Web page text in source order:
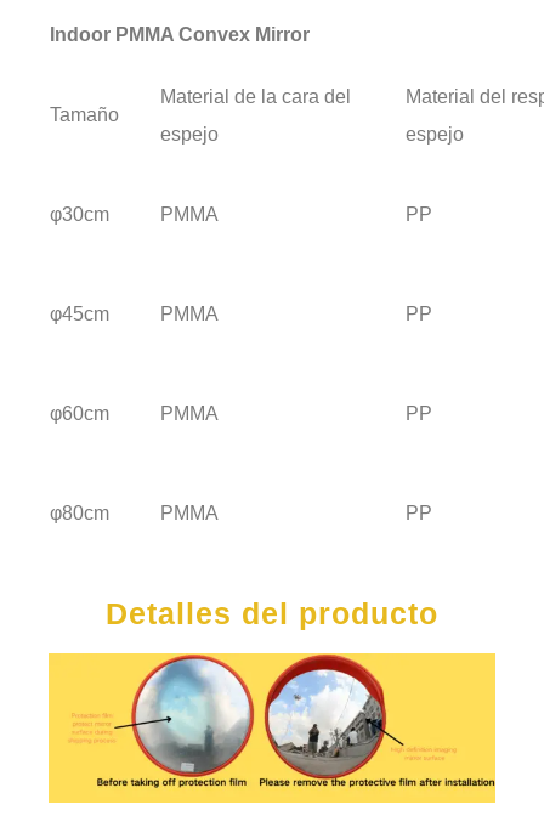
Indoor PMMA Convex Mirror
Tamaño
Material de la cara del
espejo
Material del
espejo
φ30cm PMMA PP
φ45cm PMMA PP
φ60cm PMMA PP
φ80cm PMMA PP
Detalles del producto